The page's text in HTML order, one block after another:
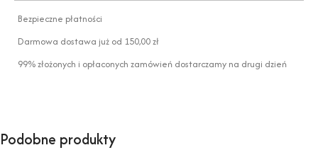
Bezpieczne płatności
Darmowa dostawa już od 150,00 zł
99% złożonych i opłaconych zamówień dostarczamy na drugi dzień
Podobne produkty